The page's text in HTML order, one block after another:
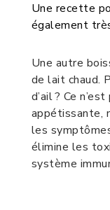
Une recette
également
Une autre
de lait chaud.
d’ail ? Ce
appétissante,
les
élimine les
système